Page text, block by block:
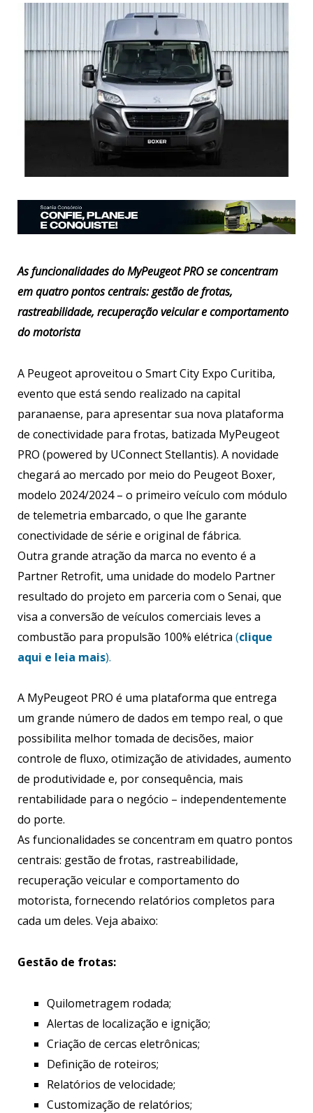
As funcionalidades do MyPeugeot PRO se concentram
em quatro pontos centrais: gestão de frotas,
rastreabilidade, recuperação veicular e comportamento
do motorista
A Peugeot aproveitou o Smart City Expo Curitiba,
evento que está sendo realizado na capital
paranaense, para apresentar sua nova plataforma
de conectividade para frotas, batizada MyPeugeot
PRO (powered by UConnect Stellantis). A novidade
chegará ao mercado por meio do Peugeot Boxer,
modelo 2024/2024 – o primeiro veículo com módulo
de telemetria embarcado, o que lhe garante
conectividade de série e original de fábrica.
Outra grande atração da marca no evento é a
Partner Retrofit, uma unidade do modelo Partner
resultado do projeto em parceria com o Senai, que
visa a conversão de veículos comerciais leves a
combustão para propulsão 100% elétrica (clique
aqui e leia mais).
A MyPeugeot PRO é uma plataforma que entrega
um grande número de dados em tempo real, o que
possibilita melhor tomada de decisões, maior
controle de fluxo, otimização de atividades, aumento
de produtividade e, por consequência, mais
rentabilidade para o negócio – independentemente
do porte.
As funcionalidades se concentram em quatro pontos
centrais: gestão de frotas, rastreabilidade,
recuperação veicular e comportamento do
motorista, fornecendo relatórios completos para
cada um deles. Veja abaixo:
Gestão de frotas:
Quilometragem rodada;
Alertas de localização e ignição;
Criação de cercas eletrônicas;
Definição de roteiros;
Relatórios de velocidade;
Customização de relatórios;